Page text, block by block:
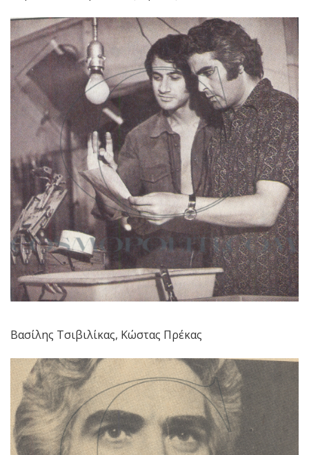
Βασίλης Τσιβιλίκας, Κώστας Πρέκας